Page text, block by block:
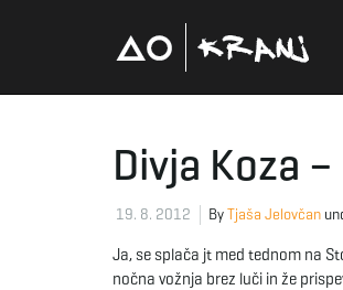
Divja Koza –
19. 8. 2012 ByTjaša Jelovčan
Ja, se splača jt med tednom na
nočna vožnja brez luči in že